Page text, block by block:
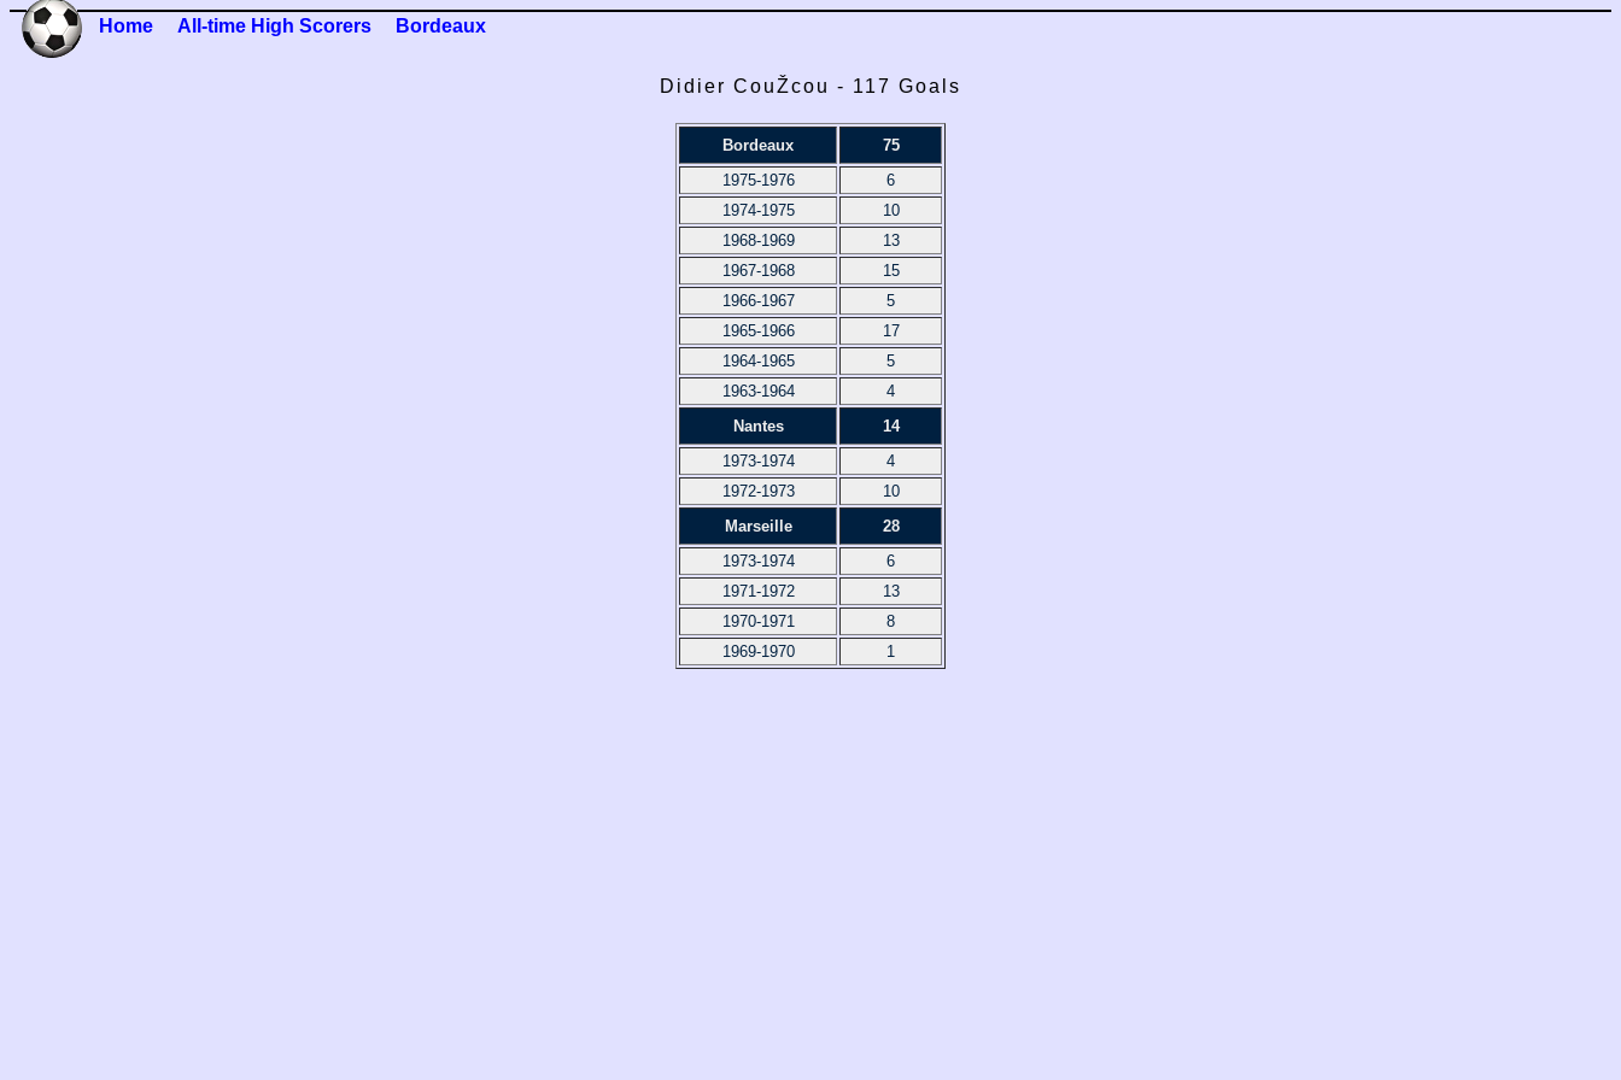
Home All-time High Scorers Bordeaux
Didier CouŽcou - 117 Goals
Bordeaux
75
1975-1976
6
1974-1975
10
1968-1969
13
1967-1968
15
1966-1967
5
1965-1966
17
1964-1965
5
1963-1964
4
Nantes
14
1973-1974
4
1972-1973
10
Marseille
28
1973-1974
6
1971-1972
13
1970-1971
8
1969-1970
1